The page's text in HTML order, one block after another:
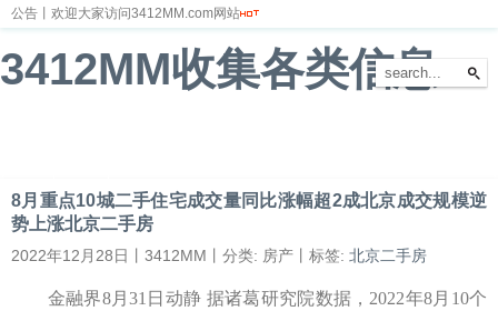
公告丨欢迎大家访问3412MM.com网站
3412MM收集各类信息
8月重点10城二手住宅成交量同比涨幅超2成北京成交规模逆
势上涨北京二手房
2022年12月28日丨3412MM丨分类: 房产丨标签: 北京二手房
金融界8月31日动静 据诸葛研究院数据，2022年8月10个